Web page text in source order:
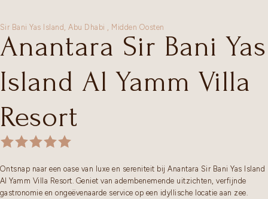
Sir Bani Yas Island,Abu Dhabi , Midden Oosten
Anantara Sir Bani Yas
Island Al Yamm Villa
Resort
Ontsnap naar een oase van luxe en sereniteit bij Anantara Sir Bani Yas Island
Al Yamm Villa Resort. Geniet van adembenemende uitzichten, verfijnde
gastronomie en ongeëvenaarde service op een idyllische locatie aan zee.